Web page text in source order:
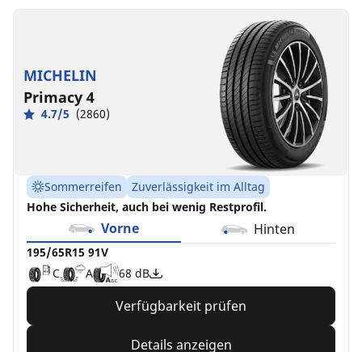
MICHELIN
Primacy 4
4.7/5 (2860)
Sommerreifen
Zuverlässigkeit im Alltag
Hohe Sicherheit, auch bei wenig Restprofil.
Vorne Hinten
195/65R15 91V
C
A 68 dB
Verfügbarkeit prüfen
Details anzeigen